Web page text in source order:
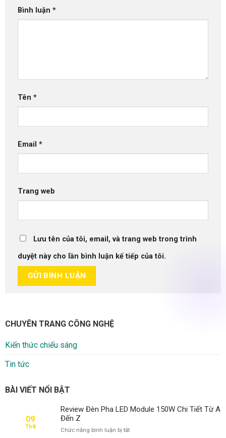
Bình luận *
Tên *
Email *
Trang web
Lưu tên của tôi, email, và trang web trong trình
duyệt này cho lần bình luận kế tiếp của tôi.
CHUYÊN TRANG CÔNG NGHỆ
Kiến thức chiếu sáng
Tin tức
BÀI VIẾT NỔI BẬT
09
Th8
Review Đèn Pha LED Module 150W Chi Tiết Từ A
Đến Z
Chức năng bình luận bị tắtở